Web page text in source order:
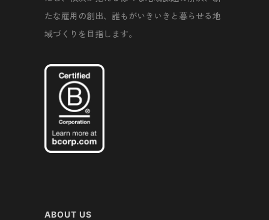
たな雇用の創出、誰もがいきいきと暮らせる地
域づくりを目指します。
ABOUT US